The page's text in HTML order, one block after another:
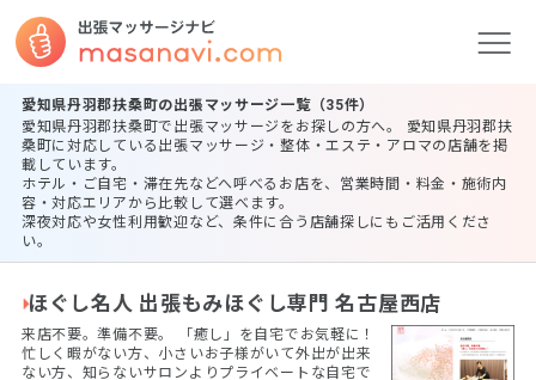
愛知県丹羽郡扶桑町の出張マッサージ一覧（35件）
愛知県丹羽郡扶桑町で出張マッサージをお探しの方へ。 愛知県丹羽郡扶
桑町に対応している出張マッサージ・整体・エステ・アロマの店舗を掲
載しています。
ホテル・ご自宅・滞在先などへ呼べるお店を、営業時間・料金・施術内
容・対応エリアから比較して選べます。
深夜対応や女性利用歓迎など、条件に合う店舗探しにもご活用くださ
い。
ほぐし名人 出張もみほぐし専門 名古屋西店
来店不要。準備不要。 ​「癒し」を自宅でお気軽に！
忙しく暇がない方、小さいお子様がいて外出が出来
ない方、知らないサロンよりプライベートな自宅で